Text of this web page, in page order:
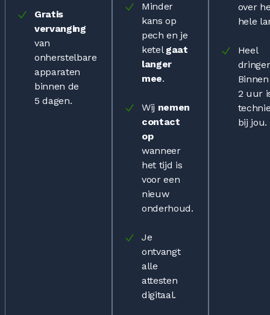
Gratis
vervanging
van
onherstelbare
apparaten
binnen de
5 dagen.
Minder
kans op
pech en je
ketel gaat
langer
mee.
Wij nemen
contact
op
wanneer
het tijd is
voor een
nieuw
onderhoud.
Je
ontvangt
alle
attesten
digitaal.
over
hele
Heel
2 uur
bij jou.